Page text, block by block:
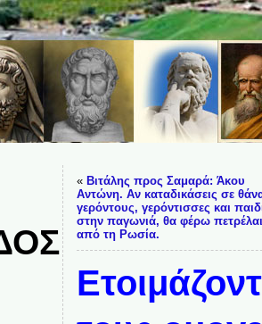
« Βιτάλης προς Σαμαρά: Άκου
Αντώνη. Αν καταδικάσεις σε
γερόντους, γερόντισσες και
στην παγωνιά, θα φέρω
από τη Ρωσία.